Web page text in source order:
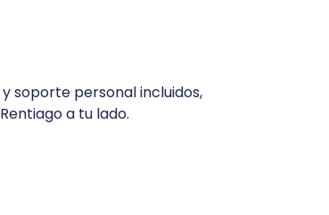
soporte personal incluidos,
a tu lado.